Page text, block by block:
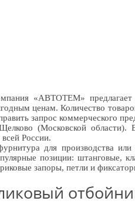
«АВТОТЕМ» предлагает
ценам. Количество
запрос коммерческого
(Московской области).
России.
для производства
позиции: штанговые,
запоры, петли и